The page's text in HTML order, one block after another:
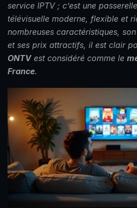
service IPTV ; c’est une
télévisuelle moderne, flexible et
nombreuses caractéristiques,
et ses prix attractifs, il est clair
ONTVest considéré comme le
France.